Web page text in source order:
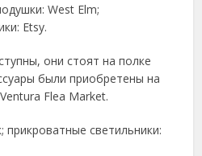
West Elm;
Etsy.
они стоят на полке
были приобретены на
Flea Market.
светильники: